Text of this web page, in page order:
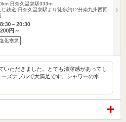
日奈久温泉駅933m
じ鉄道 日奈久温泉駅より徒歩約12分南九州西回
…
～20:30
円～
化物泉
いただきました。とても清潔感があってし
ズナブルで大満足です。シャワーの水